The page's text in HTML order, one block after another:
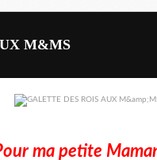
M&MS
ma petite